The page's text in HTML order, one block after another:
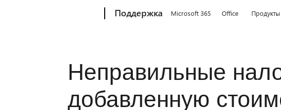
Поддержка Microsoft 365 Office Продукты
Неправильные
добавленную